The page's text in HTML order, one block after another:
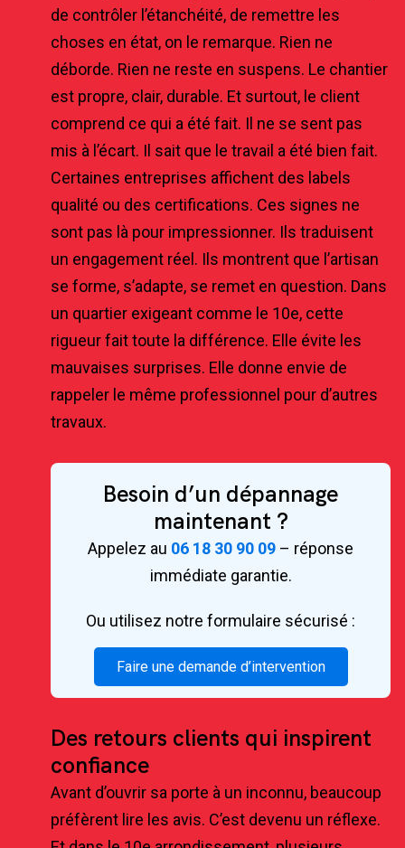
de contrôler l’étanchéité, de remettre les
choses en état, on le remarque. Rien ne
déborde. Rien ne reste en suspens. Le chantier
est propre, clair, durable. Et surtout, le client
comprend ce qui a été fait. Il ne se sent pas
mis à l’écart. Il sait que le travail a été bien fait.
Certaines entreprises affichent des labels
qualité ou des certifications. Ces signes ne
sont pas là pour impressionner. Ils traduisent
un engagement réel. Ils montrent que l’artisan
se forme, s’adapte, se remet en question. Dans
un quartier exigeant comme le 10e, cette
rigueur fait toute la différence. Elle évite les
mauvaises surprises. Elle donne envie de
rappeler le même professionnel pour d’autres
travaux.
Besoin d’un dépannage
maintenant ?
Appelez au 06 18 30 90 09 – réponse
immédiate garantie.
Ou utilisez notre formulaire sécurisé :
Faire une demande d’intervention
Des retours clients qui inspirent
confiance
Avant d’ouvrir sa porte à un inconnu, beaucoup
préfèrent lire les avis. C’est devenu un réflexe.